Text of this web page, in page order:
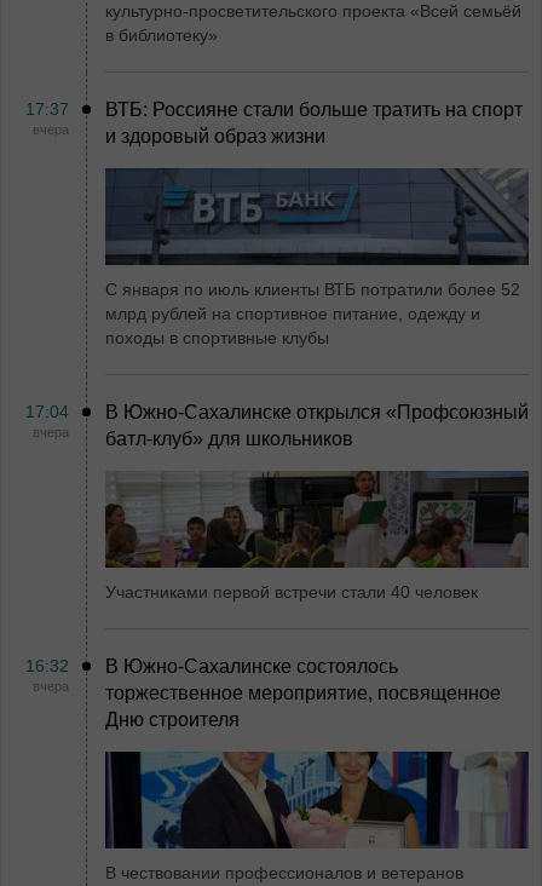
культурно-просветительского проекта «Всей семьёй
в библиотеку»
17:37
вчера
ВТБ: Россияне стали больше тратить на спорт
и здоровый образ жизни
С января по июль клиенты ВТБ потратили более 52
млрд рублей на спортивное питание, одежду и
походы в спортивные клубы
17:04
вчера
В Южно-Сахалинске открылся «Профсоюзный
батл-клуб» для школьников
Участниками первой встречи стали 40 человек
16:32
вчера
В Южно-Сахалинске состоялось
торжественное мероприятие, посвященное
Дню строителя
В чествовании профессионалов и ветеранов